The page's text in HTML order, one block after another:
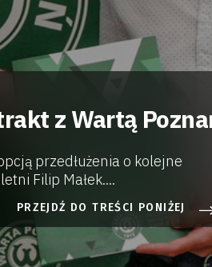
z Wartą
przedłużenia o kolejne
Filip Małek....
PRZEJDŹ DO TREŚCI PONIŻEJ